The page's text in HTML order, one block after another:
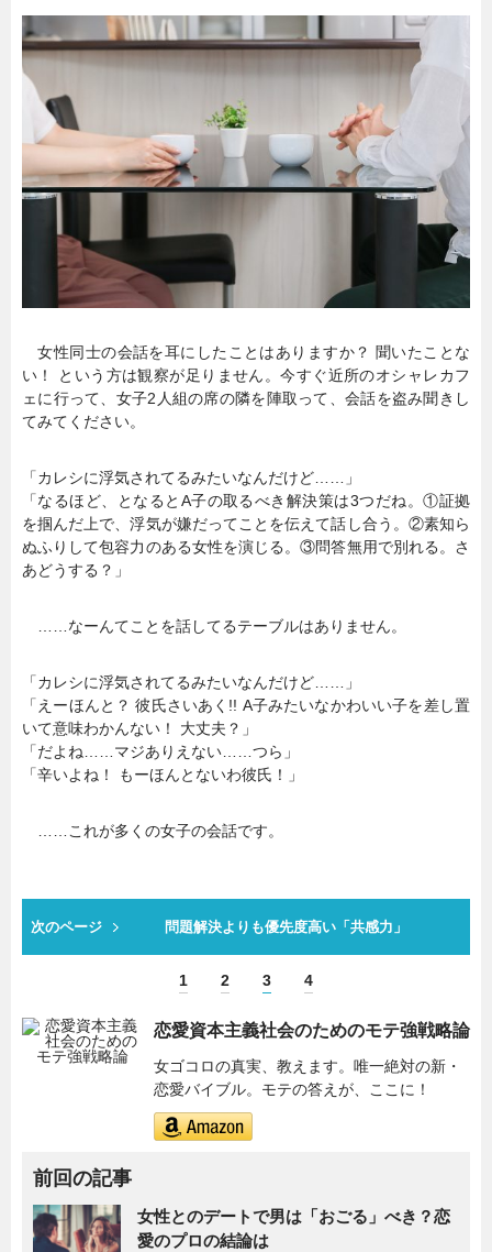
女性同士の会話を耳にしたことはありますか？ 聞いたことな
い！ という方は観察が足りません。今すぐ近所のオシャレカフ
ェに行って、女子2人組の席の隣を陣取って、会話を盗み聞きし
てみてください。
「カレシに浮気されてるみたいなんだけど……」
「なるほど、となるとA子の取るべき解決策は3つだね。①証拠
を掴んだ上で、浮気が嫌だってことを伝えて話し合う。②素知ら
ぬふりして包容力のある女性を演じる。③問答無用で別れる。さ
あどうする？」
……なーんてことを話してるテーブルはありません。
「カレシに浮気されてるみたいなんだけど……」
「えーほんと？ 彼氏さいあく!! A子みたいなかわいい子を差し置
いて意味わかんない！ 大丈夫？」
「だよね……マジありえない……つら」
「辛いよね！ もーほんとないわ彼氏！」
……これが多くの女子の会話です。
次のページ 問題解決よりも優先度高い「共感力」
1 2 3 4
恋愛資本主義社会のためのモテ強戦略論
女ゴコロの真実、教えます。唯一絶対の新・
恋愛バイブル。モテの答えが、ここに！
前回の記事
女性とのデートで男は「おごる」べき？恋
愛のプロの結論は